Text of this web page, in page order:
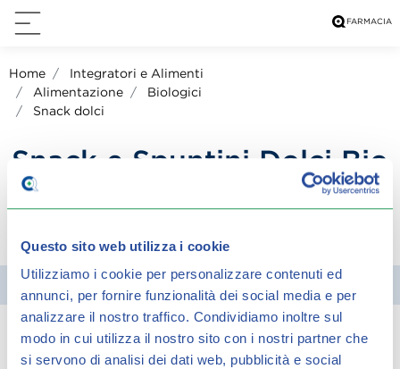
Questo sito web utilizza i cookie
Utilizziamo i cookie per personalizzare contenuti ed
annunci, per fornire funzionalità dei social media e per
analizzare il nostro traffico. Condividiamo inoltre sul
modo in cui utilizza il nostro sito con i nostri partner che
si servono di analisi dei dati web, pubblicità e social
Home
Integratori e Alimenti
Alimentazione
Biologici
Snack dolci
Snack e Spuntini Dolci Bio
Spiacenti, ma non è stato trovato alcun